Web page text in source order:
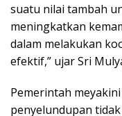
suatu nilai tambah
meningkatkan
dalam melakukan
efektif,” ujar Sri
Pemerintah
penyelundupan